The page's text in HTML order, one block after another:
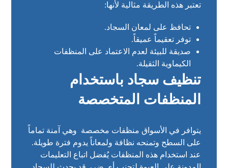
تعتبر هذه الطريقة مثالية لأنها:
تحافظ على لمعان السجاد.
توفر تعقيماً عميقاً.
صديقة للبيئة لعدم الاعتماد على المنظفات
الكيماوية الثقيلة.
تنظيف سجاد باستخدام
المنظفات المتخصصة
يتوافر في الأسواق منظفات مخصصة وهي آمنة تماماً
على السطح وتمنحه نظافة ولمعاناً يدوم فترة طويلة.
عند استخدام هذه المنظفات يُفضل اتباع التعليمات